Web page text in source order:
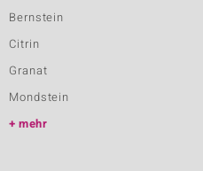
Bernstein
Citrin
Granat
Mondstein
mehr